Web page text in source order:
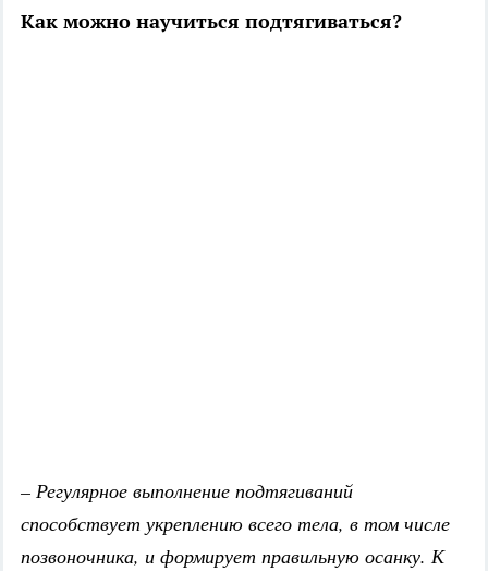
Как можно научиться подтягиваться?
– Регулярное выполнение подтягиваний
способствует укреплению всего тела, в том числе
позвоночника, и формирует правильную осанку. К